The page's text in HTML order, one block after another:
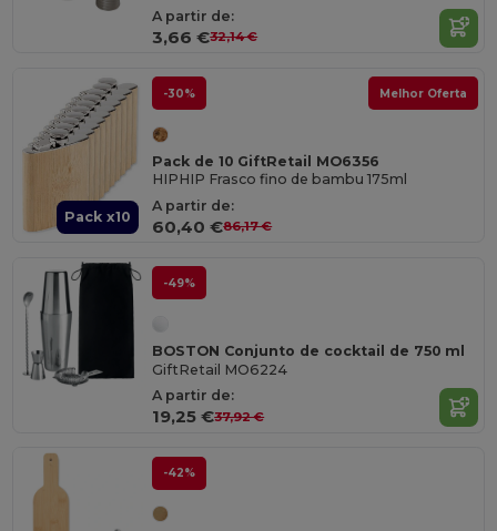
A partir de:
3,66 €32,14 €
Pack x10
-30% Melhor Oferta
Pack de 10 GiftRetail MO6356
HIPHIP Frasco fino de bambu 175ml
A partir de:
60,40 €86,17 €
-49%
BOSTON Conjunto de cocktail de 750 ml
GiftRetail MO6224
A partir de:
19,25 €37,92 €
-42%